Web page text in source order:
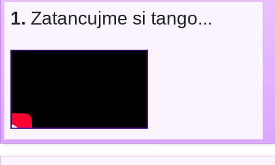
1. Zatancujme si tango...